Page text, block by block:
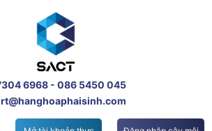
6968 - 086 5450 045